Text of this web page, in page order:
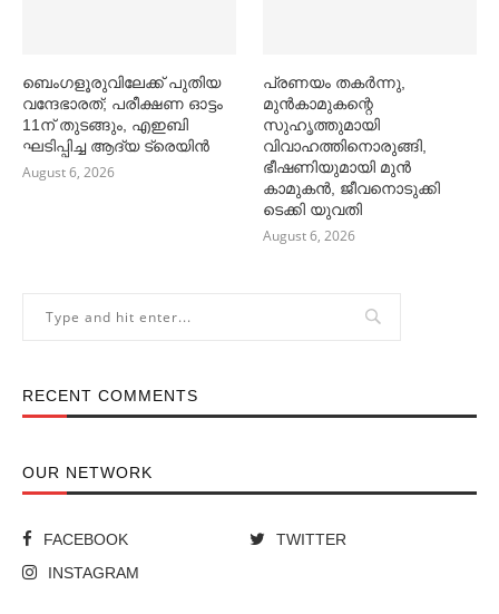
ബെംഗളൂരുവിലേക്ക് പുതിയ
വന്ദേഭാരത്; പരീക്ഷണ ഓട്ടം
11ന് തുടങ്ങും, എഇബി
ഘടിപ്പിച്ച ആദ്യ ട്രെയിന്‍
August 6, 2026
പ്രണയം തകര്‍ന്നു,
മുൻകാമുകന്റെ
സുഹൃത്തുമായി
വിവാഹത്തിനൊരുങ്ങി,
ഭീഷണിയുമായി മുൻ
കാമുകൻ, ജീവനൊടുക്കി
ടെക്കി യുവതി
August 6, 2026
RECENT COMMENTS
OUR NETWORK
FACEBOOK
TWITTER
INSTAGRAM